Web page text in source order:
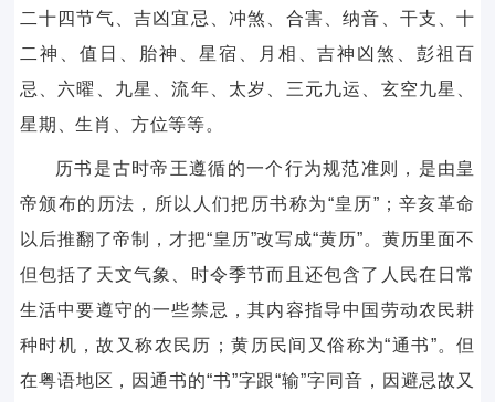
二十四节气、吉凶宜忌、冲煞、合害、纳音、干支、十
二神、值日、胎神、星宿、月相、吉神凶煞、彭祖百
忌、六曜、九星、流年、太岁、三元九运、玄空九星、
星期、生肖、方位等等。
历书是古时帝王遵循的一个行为规范准则，是由皇
帝颁布的历法，所以人们把历书称为“皇历”；辛亥革命
以后推翻了帝制，才把“皇历”改写成“黄历”。黄历里面不
但包括了天文气象、时令季节而且还包含了人民在日常
生活中要遵守的一些禁忌，其内容指导中国劳动农民耕
种时机，故又称农民历；黄历民间又俗称为“通书”。但
在粤语地区，因通书的“书”字跟“输”字同音，因避忌故又